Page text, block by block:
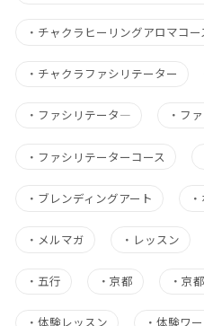
・ チャクラヒーリングアロマコー
・ チャクラファシリテーター
・ ファシリテータ― ・ フ
・ ファシリテーターコース
・ ブレンディングアート ・
・ メルマガ ・ レッスン
・ 五行 ・京都 ・京
・ 体験レッスン ・体験ワ